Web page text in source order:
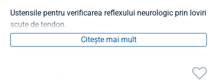
Ustensile pentru verificarea reflexului neurologic prin loviri
scute de tendon.
Citește mai mult